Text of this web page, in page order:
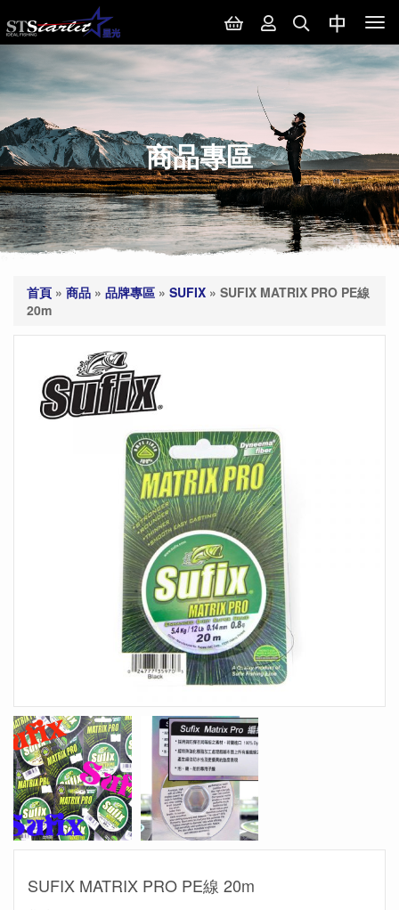
商品專區
首頁 » 商品 » 品牌專區 » SUFIX » SUFIX MATRIX PRO PE線
20m
SUFIX MATRIX PRO PE線 20m